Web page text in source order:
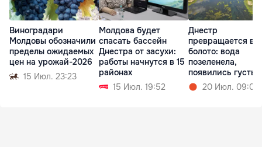
Виноградари
Молдовы обозначили
пределы ожидаемых
цен на урожай-2026
15 Июл. 23:23
Молдова будет
спасать бассейн
Днестра от засухи:
работы начнутся в 15
районах
15 Июл. 19:52
Днестр
превращается в
болото: вода
позеленела,
появились густые
водоросли
20 Июл. 09:02